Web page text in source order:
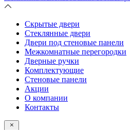
Скрытые двери
Стеклянные двери
Двери под стеновые панели
Межкомнатные перегородки
Дверные ручки
Комплектующие
Стеновые панели
Акции
О компании
Контакты